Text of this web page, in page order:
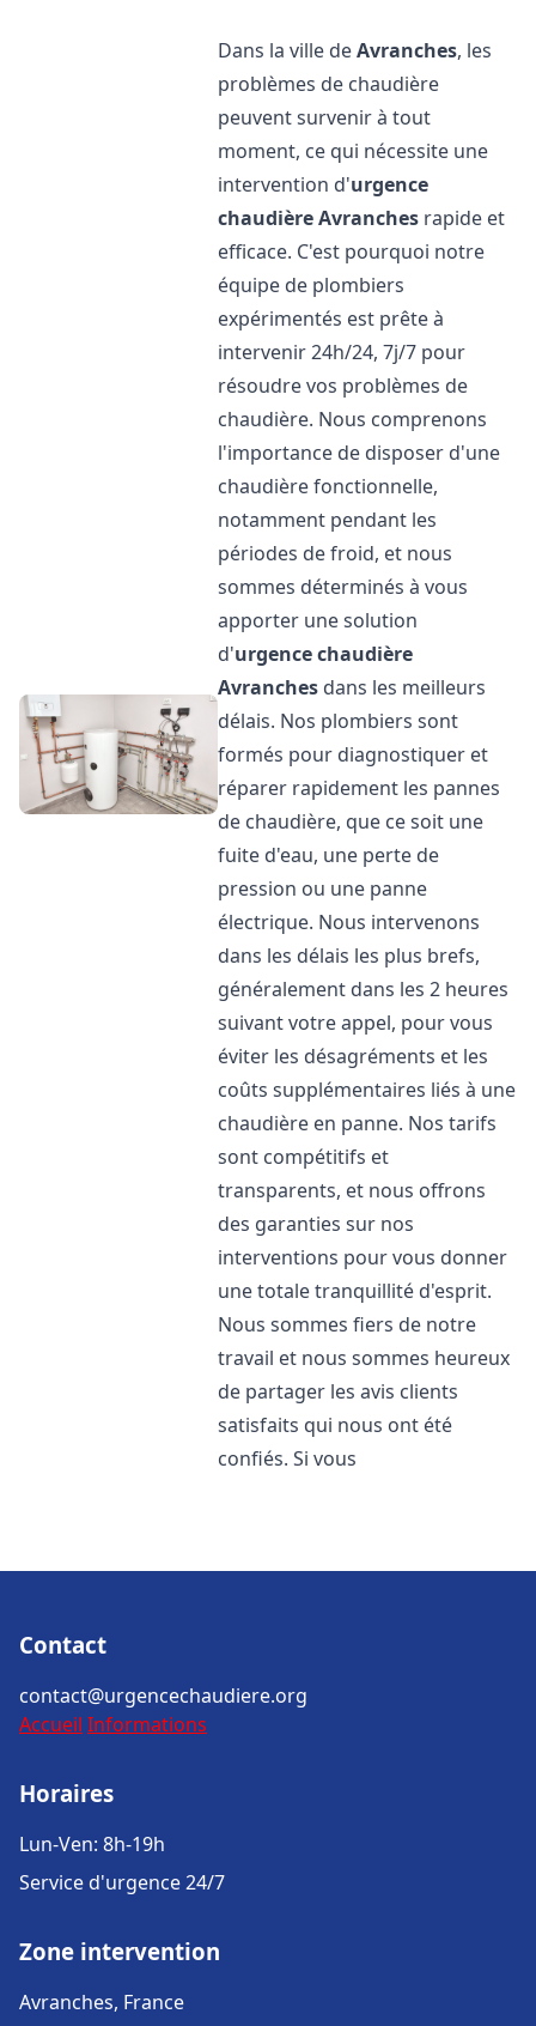
Dans la ville deAvranches, les
problèmes de chaudière
peuvent survenir à tout
moment, ce qui nécessite une
intervention d'urgence
chaudièreAvranches rapide et
efficace. C'est pourquoi notre
équipe de plombiers
expérimentés est prête à
intervenir 24h/24, 7j/7 pour
résoudre vos problèmes de
chaudière. Nous comprenons
l'importance de disposer d'une
chaudière fonctionnelle,
notamment pendant les
périodes de froid, et nous
sommes déterminés à vous
apporter une solution
d'urgence chaudière
Avranches dans les meilleurs
délais. Nos plombiers sont
formés pour diagnostiquer et
réparer rapidement les pannes
de chaudière, que ce soit une
fuite d'eau, une perte de
pression ou une panne
électrique. Nous intervenons
dans les délais les plus brefs,
généralement dans les 2 heures
suivant votre appel, pour vous
éviter les désagréments et les
coûts supplémentaires liés à une
chaudière en panne. Nos tarifs
sont compétitifs et
transparents, et nous offrons
des garanties sur nos
interventions pour vous donner
une totale tranquillité d'esprit.
Nous sommes fiers de notre
travail et nous sommes heureux
de partager les avis clients
satisfaits qui nous ont été
confiés. Si vous
Contact
contact@urgencechaudiere.org
Accueil Informations
Horaires
Lun-Ven: 8h-19h
Service d'urgence 24/7
Zone intervention
Avranches, France